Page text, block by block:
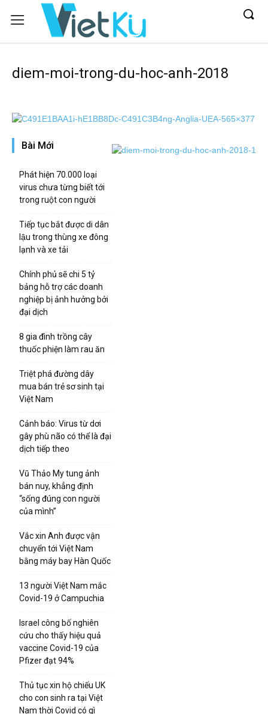
diem-moi-trong-du-hoc-anh-2018
Bài Mới
Phát hiện 70.000 loại
virus chưa từng biết tới
trong ruột con người
Tiếp tục bắt được di dân
lậu trong thùng xe đông
lạnh và xe tải
Chính phủ sẽ chi 5 tỷ
bảng hỗ trợ các doanh
nghiệp bị ảnh hưởng bởi
đại dịch
8 gia đình trồng cây
thuốc phiện làm rau ăn
Triệt phá đường dây
mua bán trẻ sơ sinh tại
Việt Nam
Cảnh báo: Virus từ dơi
gây phù não có thể là đại
dịch tiếp theo
Vũ Thảo My tung ảnh
bán nuy, khẳng định
“sống đúng con người
của mình”
Vắc xin Anh được vận
chuyển tới Việt Nam
bằng máy bay Hàn Quốc
13 người Việt Nam mắc
Covid-19 ở Campuchia
Israel công bố nghiên
cứu cho thấy hiệu quả
vaccine Covid-19 của
Pfizer đạt 94%
Thủ tục xin hộ chiếu UK
cho con sinh ra tại Việt
Nam thời Covid có gì